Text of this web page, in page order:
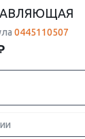
0445110507